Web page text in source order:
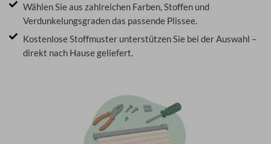
Wählen Sie aus zahlreichen Farben, Stoffen und
Verdunkelungsgraden das passende Plissee.
Kostenlose Stoffmuster unterstützen Sie bei der Auswahl –
direkt nach Hause geliefert.